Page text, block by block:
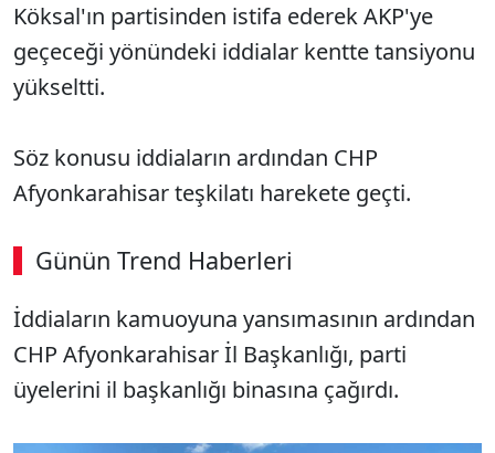
Köksal'ın partisinden istifa ederek AKP'ye
geçeceği yönündeki iddialar kentte tansiyonu
yükseltti.
Söz konusu iddiaların ardından CHP
Afyonkarahisar teşkilatı harekete geçti.
Günün Trend Haberleri
İddiaların kamuoyuna yansımasının ardından
CHP Afyonkarahisar İl Başkanlığı, parti
üyelerini il başkanlığı binasına çağırdı.